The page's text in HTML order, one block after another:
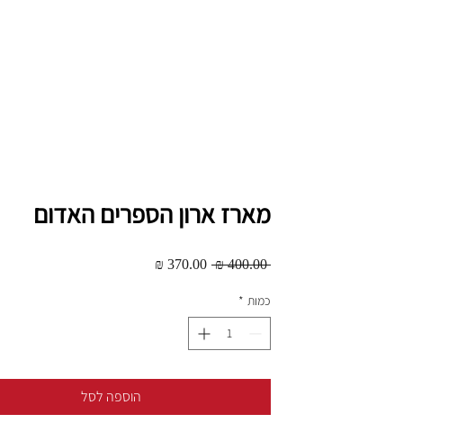
מארז ארון הספרים האדום
‏400.00 ‏₪
מחיר
כמות *
הוספה לסל